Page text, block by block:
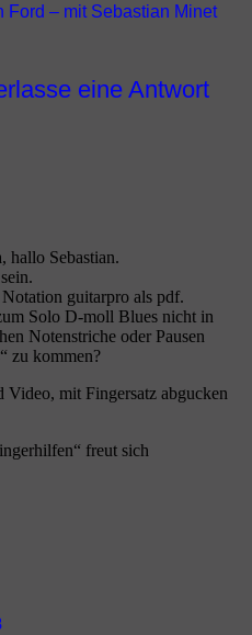
– mit Sebastian Minet
eine Antwort
hallo Sebastian.
guitarpro als pdf.
Solo D-moll Blues nicht in
Notenstriche oder Pausen
zu kommen?
mit Fingersatz abgucken
freut sich